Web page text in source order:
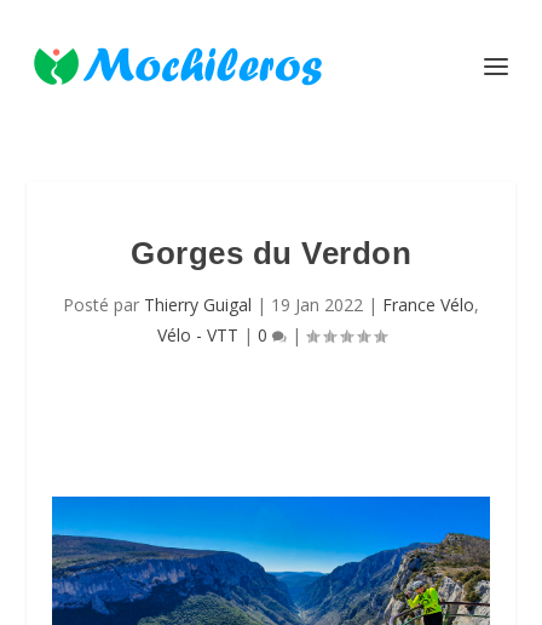
Gorges du Verdon
Posté par Thierry Guigal | 19 Jan 2022 | France Vélo,
Vélo - VTT | 0 |